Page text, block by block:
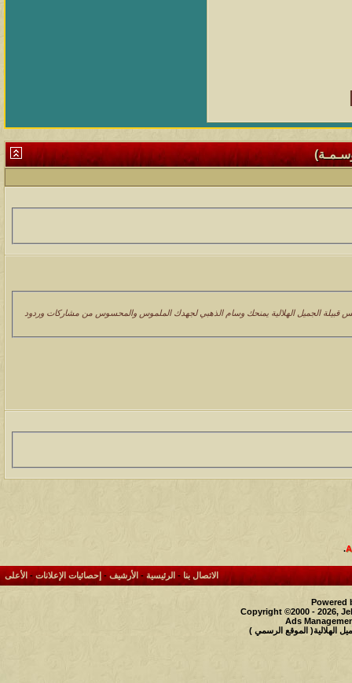
قبيلة الجميل الهلالية يمنحك وسام الذهبي لجهدك الملموس والمحسوس من مشاركات وردود
.
الاتصال بنا- الرئيسية- الأرشيف - إحصائيات الإعلانات- الأعلى
Powered
Copyright ©2000 - 2026,
Ads
الهلالية( الموقع الرسمي )